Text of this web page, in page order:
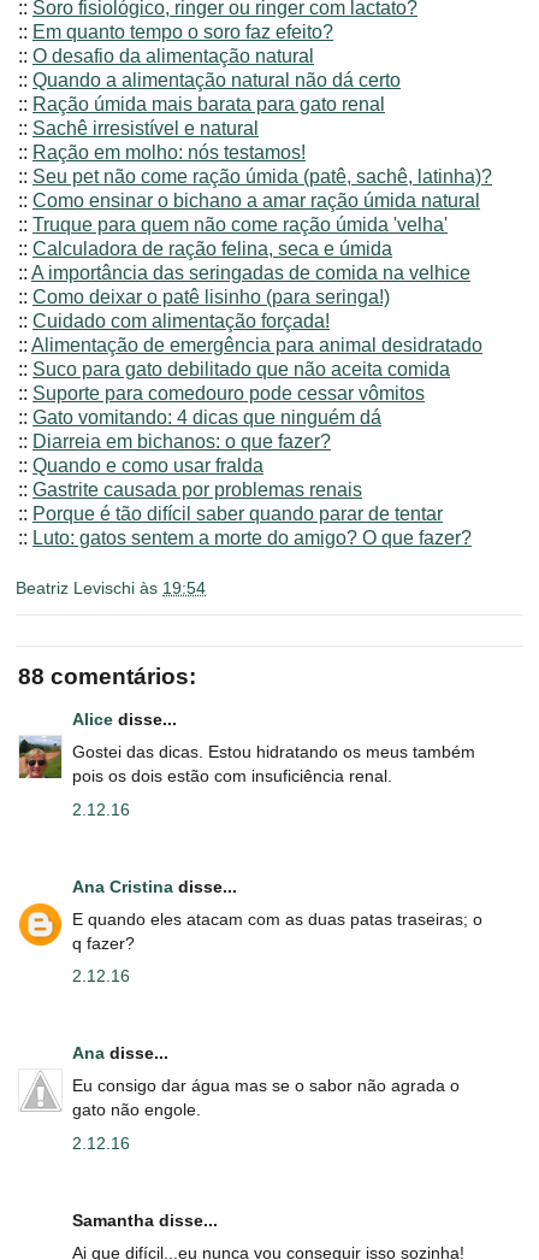
:: Soro fisiológico, ringer ou ringer com lactato?
:: Em quanto tempo o soro faz efeito?
:: O desafio da alimentação natural
:: Quando a alimentação natural não dá certo
:: Ração úmida mais barata para gato renal
:: Sachê irresistível e natural
:: Ração em molho: nós testamos!
:: Seu pet não come ração úmida (patê, sachê, latinha)?
:: Como ensinar o bichano a amar ração úmida natural
:: Truque para quem não come ração úmida 'velha'
:: Calculadora de ração felina, seca e úmida
:: A importância das seringadas de comida na velhice
:: Como deixar o patê lisinho (para seringa!)
:: Cuidado com alimentação forçada!
:: Alimentação de emergência para animal desidratado
:: Suco para gato debilitado que não aceita comida
:: Suporte para comedouro pode cessar vômitos
:: Gato vomitando: 4 dicas que ninguém dá
:: Diarreia em bichanos: o que fazer?
:: Quando e como usar fralda
:: Gastrite causada por problemas renais
:: Porque é tão difícil saber quando parar de tentar
:: Luto: gatos sentem a morte do amigo? O que fazer?
Beatriz Levischi às 19:54
88 comentários:
Alice disse...
Gostei das dicas. Estou hidratando os meus também
pois os dois estão com insuficiência renal.
2.12.16
Ana Cristina disse...
E quando eles atacam com as duas patas traseiras; o
q fazer?
2.12.16
Ana disse...
Eu consigo dar água mas se o sabor não agrada o
gato não engole.
2.12.16
Samantha disse...
Ai que difícil...eu nunca vou conseguir isso sozinha!